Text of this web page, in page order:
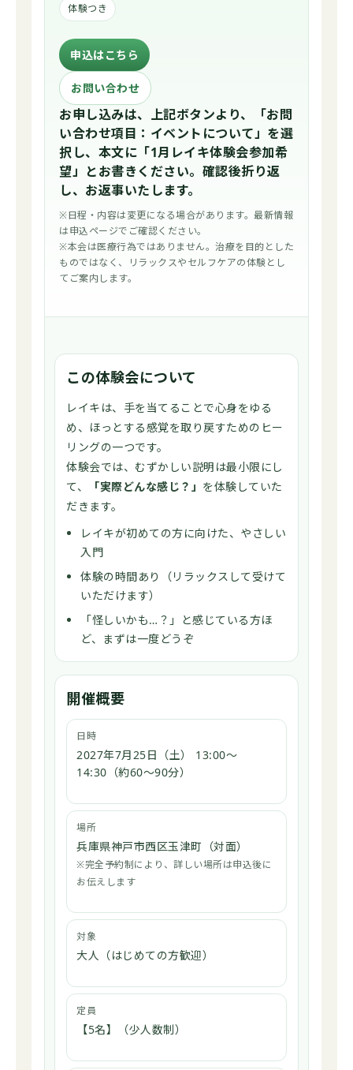
体験つき
申込はこちら
お問い合わせ
お申し込みは、上記ボタンより、「お問
い合わせ項目：イベントについて」を選
択し、本文に「1月レイキ体験会参加希
望」とお書きください。確認後折り返
し、お返事いたします。
※日程・内容は変更になる場合があります。最新情報
は申込ページでご確認ください。
※本会は医療行為ではありません。治療を目的とした
ものではなく、リラックスやセルフケアの体験とし
てご案内します。
この体験会について
レイキは、手を当てることで心身をゆる
め、ほっとする感覚を取り戻すためのヒー
リングの一つです。
体験会では、むずかしい説明は最小限にし
て、
「実際どんな感じ？」 を体験していた
だきます。
レイキが初めての方に向けた、やさしい
入門
体験の時間あり（リラックスして受けて
いただけます）
「怪しいかも…？」と感じている方ほ
ど、まずは一度どうぞ
開催概要
日時
2027年7月25日（土） 13:00〜
14:30（約60〜90分）
場所
兵庫県神戸市西区玉津町（対面）
※完全予約制により、詳しい場所は申込後に
お伝えします
対象
大人（はじめての方歓迎）
定員
【5名】（少人数制）